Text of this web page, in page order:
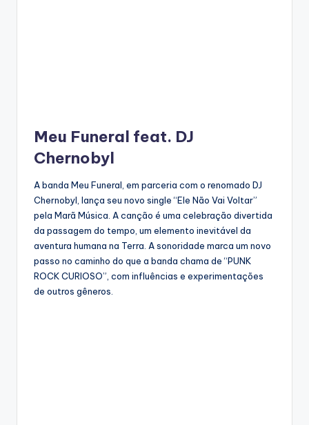
Meu Funeral feat. DJ
Chernobyl
A banda Meu Funeral, em parceria com o renomado DJ
Chernobyl, lança seu novo single “Ele Não Vai Voltar”
pela Marã Música. A canção é uma celebração divertida
da passagem do tempo, um elemento inevitável da
aventura humana na Terra. A sonoridade marca um novo
passo no caminho do que a banda chama de “PUNK
ROCK CURIOSO”, com influências e experimentações
de outros gêneros.